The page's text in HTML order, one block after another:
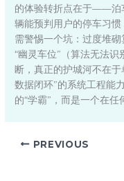
的体验转折点在于——泊
辆能预判用户的停车习
需警惕一个坑：过度堆
“幽灵车位”（算法无法
断，真正的护城河不在
数据闭环”的系统工程能
的“学霸”，而是一个在任
PREVIOUS